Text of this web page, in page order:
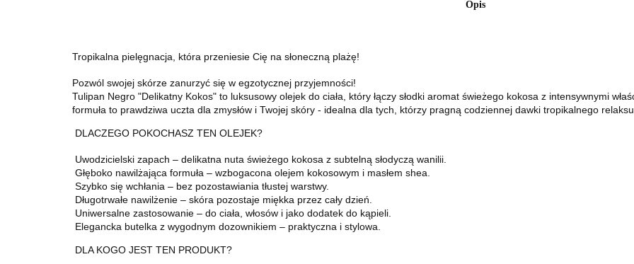
Opis
Tropikalna pielęgnacja, która przeniesie Cię na słoneczną plażę!
Pozwól swojej skórze zanurzyć się w egzotycznej przyjemności!
Tulipan Negro "Delikatny Kokos" to luksusowy olejek do ciała, który łączy słodki aromat świeżego kokosa z intensywnymi
formuła to prawdziwa uczta dla zmysłów i Twojej skóry - idealna dla tych, którzy pragną codziennej dawki tropikalnego relaksu.
DLACZEGO POKOCHASZ TEN OLEJEK?
Uwodzicielski zapach – delikatna nuta świeżego kokosa z subtelną słodyczą wanilii.
Głęboko nawilżająca formuła – wzbogacona olejem kokosowym i masłem shea.
Szybko się wchłania – bez pozostawiania tłustej warstwy.
Długotrwałe nawilżenie – skóra pozostaje miękka przez cały dzień.
Uniwersalne zastosowanie – do ciała, włosów i jako dodatek do kąpieli.
Elegancka butelka z wygodnym dozownikiem – praktyczna i stylowa.
DLA KOGO JEST TEN PRODUKT?